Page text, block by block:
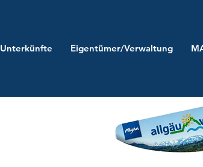
Unterkünfte Eigentümer/Verwaltung